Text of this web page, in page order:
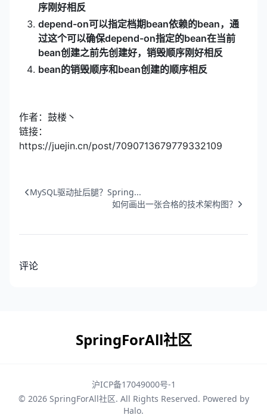
序刚好相反
depend-on可以指定档期bean依赖的bean，通
过这个可以确保depend-on指定的bean在当前
bean创建之前先创建好，销毁顺序刚好相反
bean的销毁顺序和bean创建的顺序相反
作者：鼓楼丶
链接：
https://juejin.cn/post/7090713679779332109
MySQL驱动扯后腿？Spring...
如何画出一张合格的技术架构图？
评论
SpringForAll社区
沪ICP备17049000号-1
© 2026 SpringForAll社区. All Rights Reserved. Powered by
Halo.